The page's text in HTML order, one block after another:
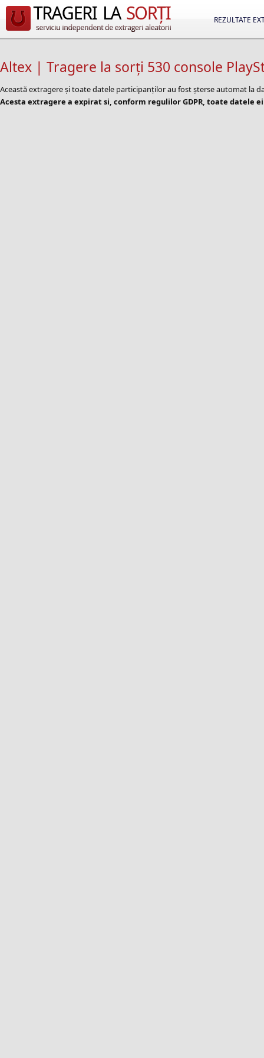
REZULTATE
Altex | Tragere la sorți 530 console
Această extragere și toate datele participanților au fost șterse automat la
Acesta extragere a expirat si, conform regulilor GDPR, toate datele